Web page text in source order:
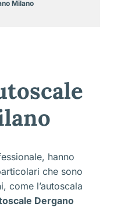
Milano
hanno
che sono
come l’autoscala
Dergano